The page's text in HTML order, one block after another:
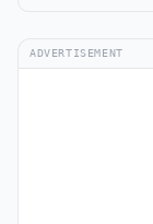
ADVERTISEMENT